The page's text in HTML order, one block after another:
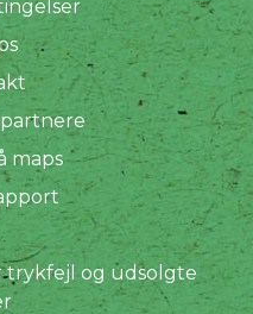
maps
trykfejl og udsolgte